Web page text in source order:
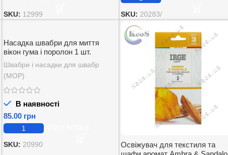
SKU: 12999 SKU: 20283/
Насадка швабри для миття
вікон гума і поролон 1 шт.
Швабри і насадки для швабр
(МОР)
В наявності
грн
SKU: 20990
Освіжувач для текстиля та